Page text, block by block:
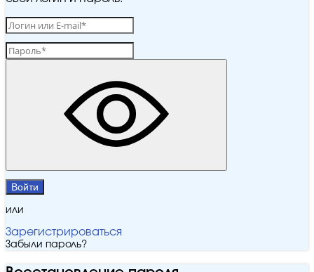
Войти
или
Зарегистрироваться
Забыли пароль?